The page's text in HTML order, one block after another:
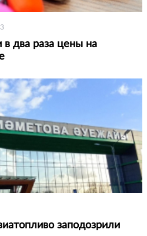
два раза цены на
заподозрили